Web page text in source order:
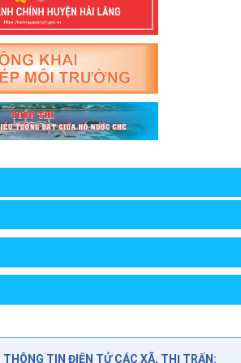
THÔNG TIN ĐIỆN TỬ CÁC XÃ, THỊ TRẤN: